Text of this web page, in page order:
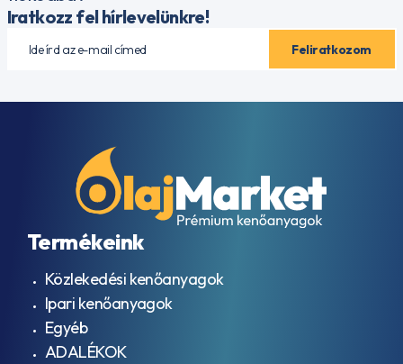
Iratkozz fel hírlevelünkre!
Termékeink
Közlekedési kenőanyagok
Ipari kenőanyagok
Egyéb
ADALÉKOK